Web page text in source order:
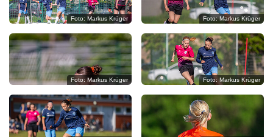
M
A
N
U
F
A
K
Foto: Markus Krüger Foto: Markus Krüger
Foto: Markus Krüger Foto: Markus Krüger